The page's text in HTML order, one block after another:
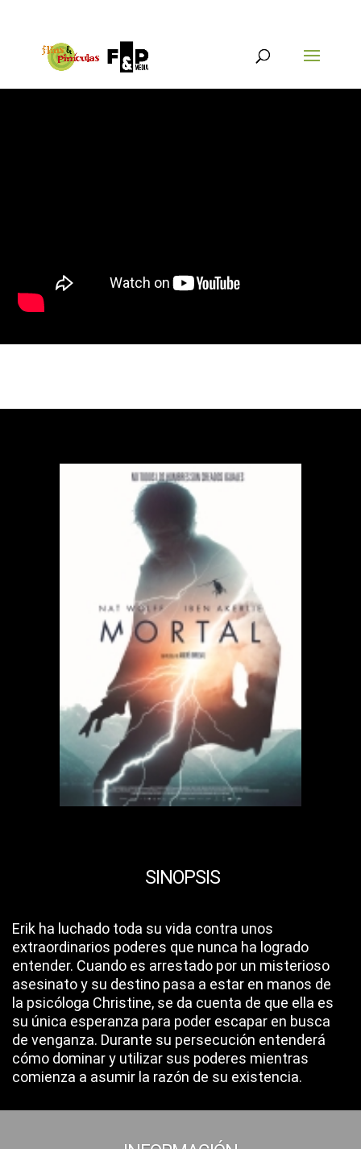
SINOPSIS
Erik ha luchado toda su vida contra unos
extraordinarios poderes que nunca ha logrado
entender. Cuando es arrestado por un misterioso
asesinato y su destino pasa a estar en manos de
la psicóloga Christine, se da cuenta de que ella es
su única esperanza para poder escapar en busca
de venganza. Durante su persecución entenderá
cómo dominar y utilizar sus poderes mientras
comienza a asumir la razón de su existencia.